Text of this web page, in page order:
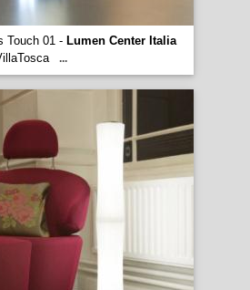
Touch 01 - Lumen Center Italia
...